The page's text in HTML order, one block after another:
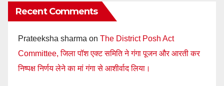
Recent Comments
Prateeksha sharma on The District Posh Act
Committee, जिला पॉश एक्ट समिति ने गंगा पूजन और आरती कर
निष्पक्ष निर्णय लेने का मां गंगा से आशीर्वाद लिया।